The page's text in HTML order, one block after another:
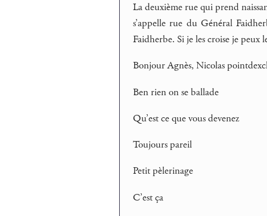
La deuxième rue qui prend
s’appelle rue du Général
Faidherbe. Si je les croise je peux
Bonjour Agnès, Nicolas
Ben rien on se ballade
Qu’est ce que vous devenez
Toujours pareil
Petit pèlerinage
C’est ça